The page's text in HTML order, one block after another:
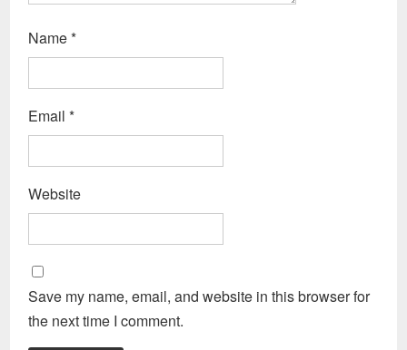
Name*
Email*
Website
Save my name, email, and website in this browser for
the next time I comment.